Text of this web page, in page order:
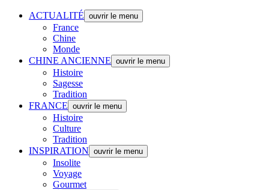
ACTUALITÉ ouvrir le menu
France
Chine
Monde
CHINE ANCIENNE ouvrir le menu
Histoire
Sagesse
Tradition
FRANCE ouvrir le menu
Histoire
Culture
Tradition
INSPIRATION ouvrir le menu
Insolite
Voyage
Gourmet